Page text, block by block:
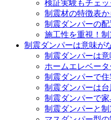
検証実験もチェ
制震材の特徴表
制震ダンパーの
施工性を重視！
制震ダンパーは意味が
制震ダンパーは
ホームエレベー
制震ダンパーで
制震ダンパーは
制震ダンパーで
制震ダンパーと